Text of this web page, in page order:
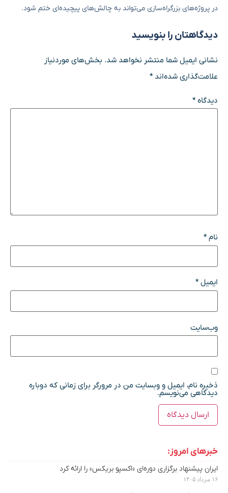
در پروژه‌های بزرگراه‌سازی می‌تواند به چالش‌های پیچیده‌ای ختم شود.
دیدگاهتان را بنویسید
نشانی ایمیل شما منتشر نخواهد شد. بخش‌های موردنیاز
علامت‌گذاری شده‌اند*
دیدگاه*
نام*
ایمیل*
وب‌سایت
ذخیره نام، ایمیل و وبسایت من در مرورگر برای زمانی که دوباره
دیدگاهی می‌نویسم.
خبرهای امروز:
ایران پیشنهاد برگزاری دوره‌ای «اکسپو بریکس» را ارائه کرد
۱۶ مرداد ۱۴۰۵